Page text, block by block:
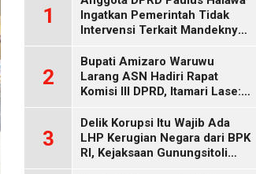
1
Ingatkan Pemerintah Tidak
Intervensi Terkait Mandeknya
2
Bupati Amizaro Waruwu
Larang ASN Hadiri Rapat
Komisi III DPRD, Itamari Lase:
Parliament
3
Delik Korupsi Itu Wajib Ada
LHP Kerugian Negara dari BPK
RI, Kejaksaan Gunungsitoli